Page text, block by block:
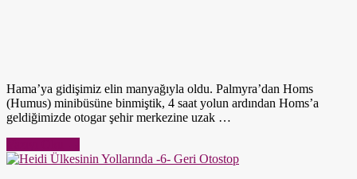
Hama’ya gidişimiz elin manyağıyla oldu. Palmyra’dan Homs
(Humus) minibüsüne binmiştik, 4 saat yolun ardından Homs’a
geldiğimizde otogar şehir merkezine uzak …